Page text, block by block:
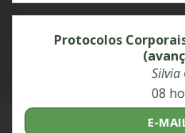
Protocolos
Silvia
08
E-